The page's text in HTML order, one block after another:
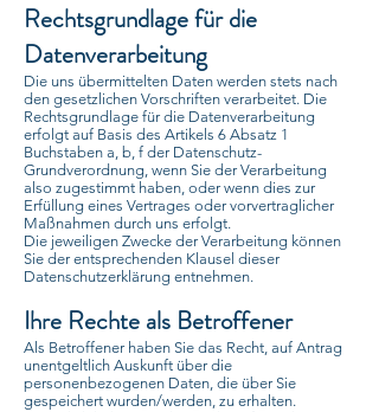
Rechtsgrundlage für die
Datenverarbeitung
Die uns übermittelten Daten werden stets nach
den gesetzlichen Vorschriften verarbeitet. Die
Rechtsgrundlage für die Datenverarbeitung
erfolgt auf Basis des Artikels 6 Absatz 1
Buchstaben a, b, f der Datenschutz-
Grundverordnung, wenn Sie der Verarbeitung
also zugestimmt haben, oder wenn dies zur
Erfüllung eines Vertrages oder vorvertraglicher
Maßnahmen durch uns erfolgt.
Die jeweiligen Zwecke der Verarbeitung können
Sie der entsprechenden Klausel dieser
Datenschutzerklärung entnehmen.
Ihre Rechte als Betroffener
Als Betroffener haben Sie das Recht, auf Antrag
unentgeltlich Auskunft über die
personenbezogenen Daten, die über Sie
gespeichert wurden/werden, zu erhalten.